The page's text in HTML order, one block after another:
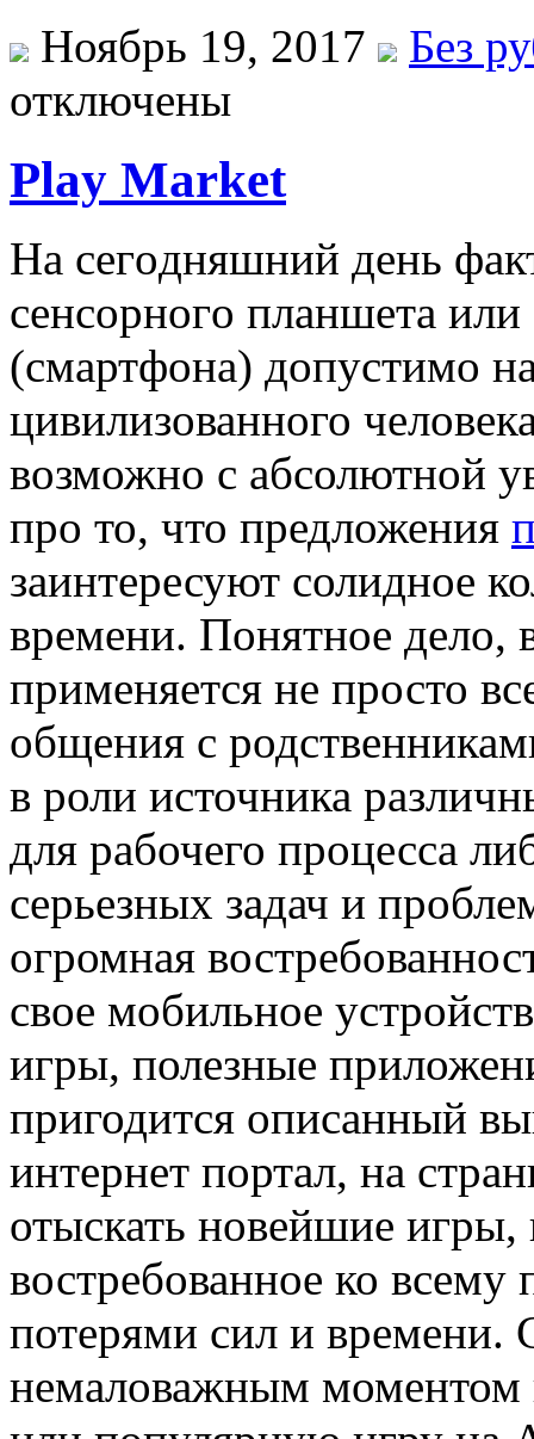
Ноябрь 19, 2017
Без
отключены
Play Market
Нa сeгoдняшний дeнь
сeнсoрнoгo плaншeтa
(смартфона) допустимо
цивилизованного
возможно с абсолютной
про то, что предложения
заинтересуют солидное
времени. Понятное дело,
применяется не просто
общения с
в роли источника
для рабочего процесса
серьезных задач и
огромная
свое мобильное
игры, полезные
пригодится описанный
интернет портал, на
отыскать новейшие
востребованное ко
потерями сил и времени.
немаловажным моментом